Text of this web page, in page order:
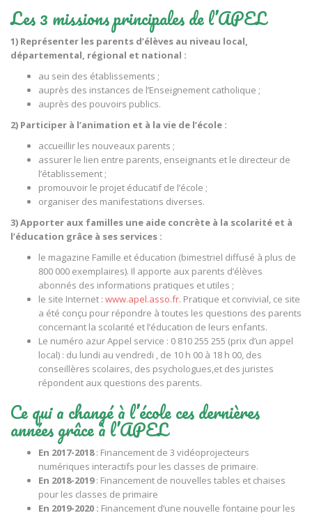
Les 3 missions principales de l’APEL
1) Représenter les parents d’élèves au niveau local,
départemental, régional et national :
au sein des établissements ;
auprès des instances de l’Enseignement catholique ;
auprès des pouvoirs publics.
2) Participer à l’animation et à la vie de l’école :
accueillir les nouveaux parents ;
assurer le lien entre parents, enseignants et le directeur de
l’établissement ;
promouvoir le projet éducatif de l’école ;
organiser des manifestations diverses.
3) Apporter aux familles une aide concrète à la scolarité et à
l’éducation grâce à ses services :
le magazine Famille et éducation (bimestriel diffusé à plus de
800 000 exemplaires). Il apporte aux parents d’élèves
abonnés des informations pratiques et utiles ;
le site Internet : www.apel.asso.fr. Pratique et convivial, ce site
a été conçu pour répondre à toutes les questions des parents
concernant la scolarité et l’éducation de leurs enfants.
Le numéro azur Appel service : 0 810 255 255 (prix d’un appel
local) : du lundi au vendredi , de 10 h 00 à 18 h 00, des
conseillères scolaires, des psychologues,et des juristes
répondent aux questions des parents.
Ce qui a changé à l’école ces dernières
années grâce à l’APEL
En 2017-2018: Financement de 3 vidéoprojecteurs
numériques interactifs pour les classes de primaire.
En 2018-2019: Financement de nouvelles tables et chaises
pour les classes de primaire
En 2019-2020 : Financement d’une nouvelle fontaine pour les